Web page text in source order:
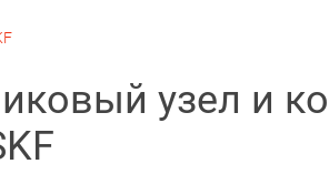
узел и